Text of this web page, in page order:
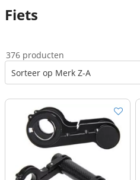
Fiets
376 producten